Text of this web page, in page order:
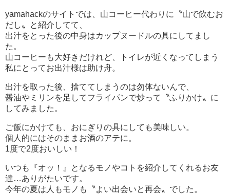
yamahackのサイトでは、山コーヒー代わりに〝山で飲むお
だし〟と紹介してて、
出汁をとった後の中身はカップヌードルの具にしてまし
た。
山コーヒーも大好きだけれど、トイレが近くなってしまう
私にとってお出汁様は助け舟。
出汁を取った後、捨ててしまうのは勿体ないんで、
醤油やミリンを足してフライパンで炒って〝ふりかけ〟に
してみました。
ご飯にかけても、おにぎりの具にしても美味しい。
個人的にはそのままお酒のアテに。
1度で2度おいしい！
いつも『オッ！』となるモノやコトを紹介してくれるお友
達…ありがたいです。
今年の夏は人もモノも〝よい出会いと再会〟でした。